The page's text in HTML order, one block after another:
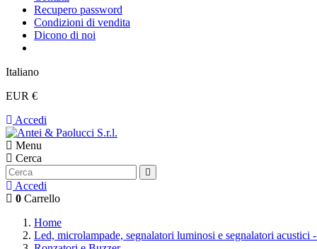
Recupero password
Condizioni di vendita
Dicono di noi
Italiano
EUR €
Accedi
Menu
Cerca
Accedi
0 Carrello
Home
Led, microlampade, segnalatori luminosi e segnalatori acustici